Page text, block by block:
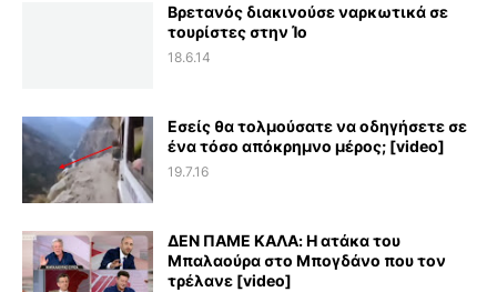
Βρετανός διακινούσε ναρκωτικά σε
τουρίστες στην Ίο
18.6.14
Εσείς θα τολμούσατε να οδηγήσετε σε
ένα τόσο απόκρημνο μέρος; [video]
19.7.16
ΔΕΝ ΠΑΜΕ ΚΑΛΑ: Η ατάκα του
Μπαλαούρα στο Μπογδάνο που τον
τρέλανε [video]